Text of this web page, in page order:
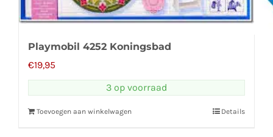
Playmobil 4252 Koningsbad
€19,95
3 op voorraad
Toevoegen aan winkelwagen Details